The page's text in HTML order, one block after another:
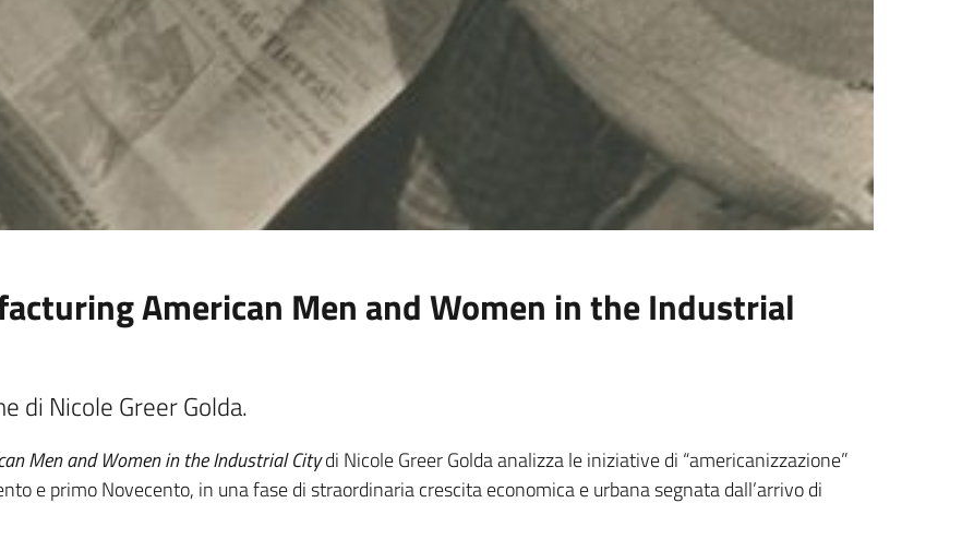
American Men and Women in the Industrial
di Nicole Greer Golda.
Men and Women in the Industrial Citydi Nicole Greer Golda analizza le iniziative di “americanizzazione”
e primo Novecento, in una fase di straordinaria crescita economica e urbana segnata dall’arrivo di